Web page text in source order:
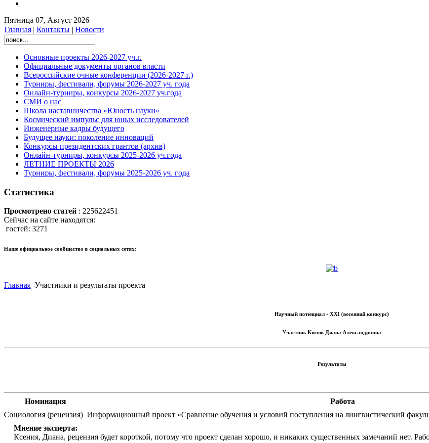
Пятница 07, Август 2026
Главная | Контакты | Новости
Основные проекты 2026-2027 уч.г.
Официальные документы органов власти
Всероссийские очные конференции (2026-2027 г.)
Турниры, фестивали, форумы 2026-2027 уч. года
Онлайн-турниры, конкурсы 2026-2027 уч.года
СМИ о нас
Школа наставничества «Юность науки»
Космический импульс для юных исследователей
Инженерные кадры будущего
Будущее науки: поколение инноваций
Конкурсы президентских грантов (архив)
Онлайн-турниры, конкурсы 2025-2026 уч.года
ЛЕТНИЕ ПРОЕКТЫ 2026
Турниры, фестивали, форумы 2025-2026 уч. года
Статистика
Просмотрено статей : 225622451
Сейчас на сайте находятся:
гостей: 3271
Наше официальное сообщество в социальных сетях:
Главная Участники и результаты проекта
Научный потенциал - XXI (весенний конкурс)
Участник Кисюк Диана Александровна
Результаты
Номинация Работа
Социология (рецензия) Информационный проект «Сравнение обучения и условий поступления на лингвистический
Мнение эксперта:
Ксения, Диана, рецензия будет короткой, потому что проект сделан хорошо, и никаких существенных замечаний нет.